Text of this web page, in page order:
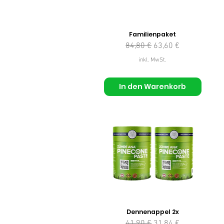
Familienpaket
Standardpreis
84,80 € Sale-Preis
63,60 €
inkl. MwSt.
In den Warenkorb
Dennenappel 2x